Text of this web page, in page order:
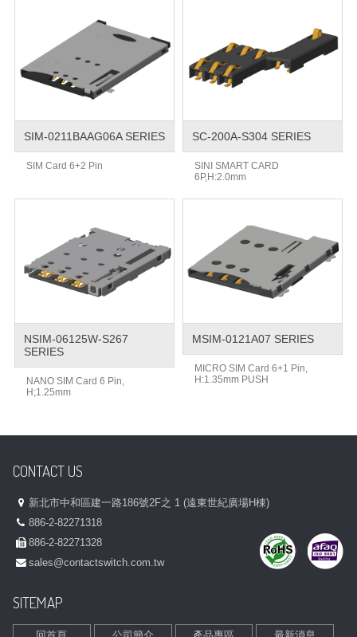
SIM-0211BAAG06A SERIES
SIM Card 6+2 Pin
SC-200A-S304 SERIES
SINI SMART CARD
6P,H:2.0mm
NSIM-06125W-S267
SERIES
NANO SIM Card 6 Pin,
H;1.25mm
MSIM-0121A07 SERIES
MICRO SIM Card 6+1 Pin,
H:1.35mm PUSH
CONTACT US
新北市中和區建一路186號2F之 1 (遠東世紀廣場H棟)
886-2-82271318
886-2-82271328
sales@contactswitch.com.tw
SITEMAP